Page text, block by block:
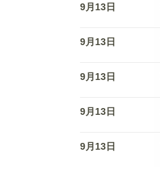
9月13日
9月13日
9月13日
9月13日
9月13日